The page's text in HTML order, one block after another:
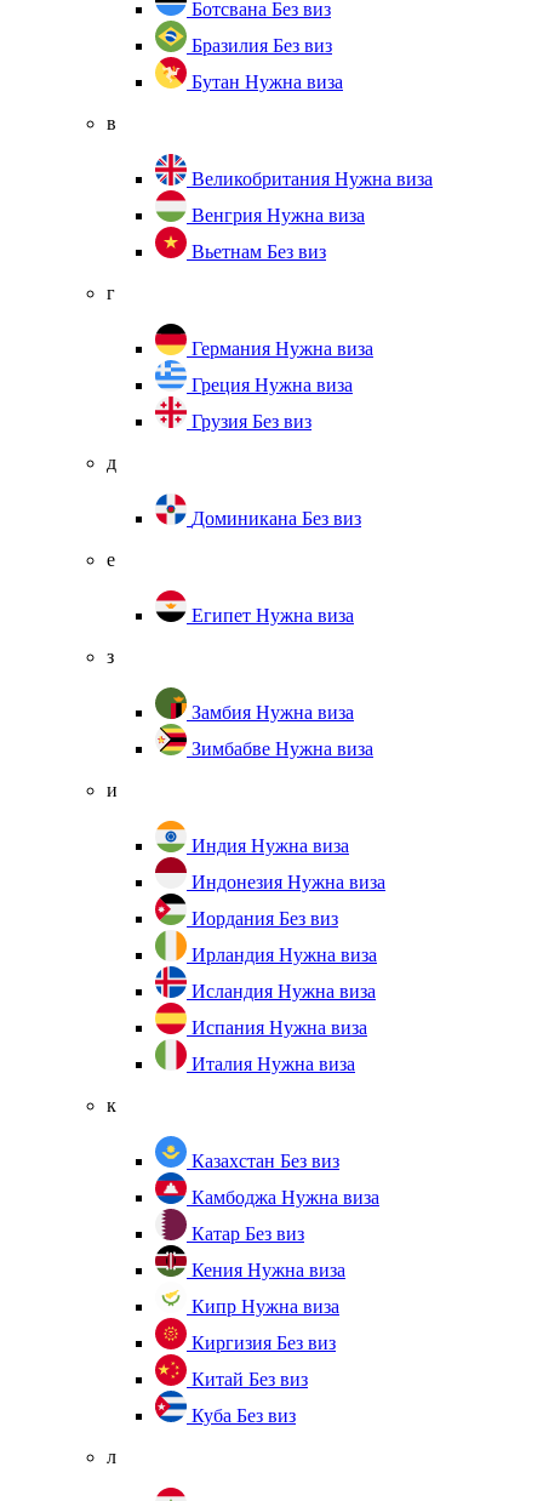
Ботсвана Без виз
Бразилия Без виз
Бутан Нужна виза
в
Великобритания Нужна виза
Венгрия Нужна виза
Вьетнам Без виз
г
Германия Нужна виза
Греция Нужна виза
Грузия Без виз
д
Доминикана Без виз
е
Египет Нужна виза
з
Замбия Нужна виза
Зимбабве Нужна виза
и
Индия Нужна виза
Индонезия Нужна виза
Иордания Без виз
Ирландия Нужна виза
Исландия Нужна виза
Испания Нужна виза
Италия Нужна виза
к
Казахстан Без виз
Камбоджа Нужна виза
Катар Без виз
Кения Нужна виза
Кипр Нужна виза
Киргизия Без виз
Китай Без виз
Куба Без виз
л